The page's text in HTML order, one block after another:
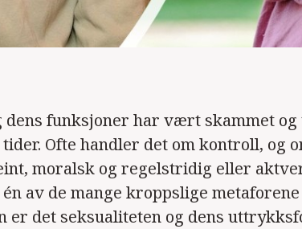
dens funksjoner har vært skammet
Ofte handler det om kontroll, og
moralsk og regelstridig eller
av de mange kroppslige
er det seksualiteten og dens